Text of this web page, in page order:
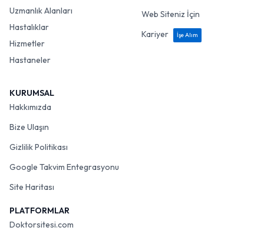
Uzmanlık Alanları
Hastalıklar
Hizmetler
Hastaneler
Web Siteniz İçin
Kariyer
İşe Alım
KURUMSAL
Hakkımızda
Bize Ulaşın
Gizlilik Politikası
Google Takvim Entegrasyonu
Site Haritası
PLATFORMLAR
Doktorsitesi.com